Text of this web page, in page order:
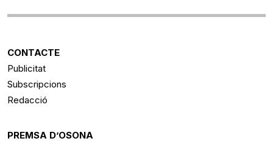
CONTACTE
Publicitat
Subscripcions
Redacció
PREMSA D’OSONA